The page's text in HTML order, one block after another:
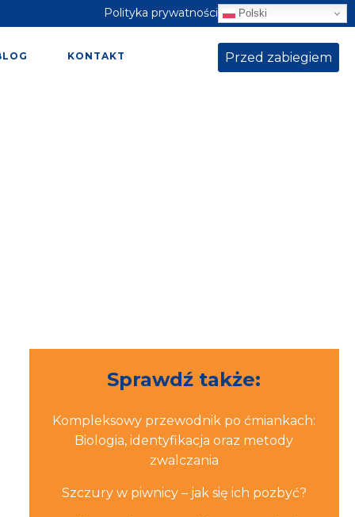
Polityka prywatności Polski
KONTAKT Przed zabiegiem
Sprawdź także:
Kompleksowy przewodnik po ćmiankach:
Biologia, identyfikacja oraz metody
zwalczania
Szczury w piwnicy – jak się ich pozbyć?